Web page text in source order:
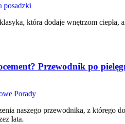
posadzki
która dodaje wnętrzom
Przewodnik po
Porady
naszego przewodnika, z którego
lata.